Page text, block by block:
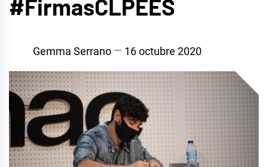
#FirmasCLPEES
Gemma Serrano 16 octubre 2020